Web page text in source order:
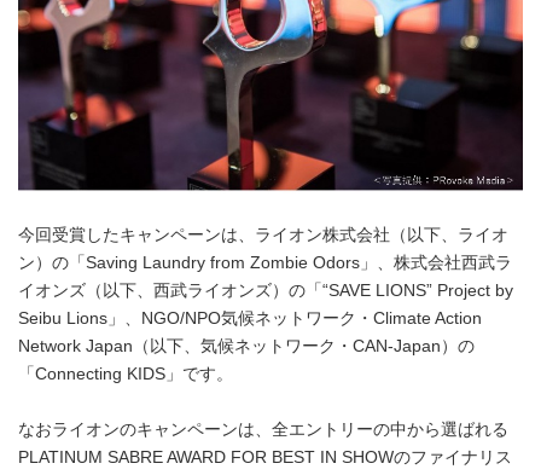
今回受賞したキャンペーンは、ライオン株式会社（以下、ライオ
ン）の「Saving Laundry from Zombie Odors」、株式会社西武ラ
イオンズ（以下、西武ライオンズ）の「“SAVE LIONS” Project by
Seibu Lions」、NGO/NPO気候ネットワーク・Climate Action
Network Japan（以下、気候ネットワーク・CAN-Japan）の
「Connecting KIDS」です。
なおライオンのキャンペーンは、全エントリーの中から選ばれる
PLATINUM SABRE AWARD FOR BEST IN SHOWのファイナリス